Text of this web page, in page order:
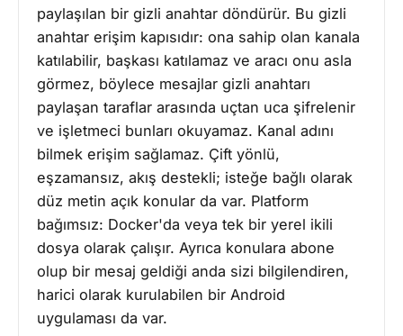
paylaşılan bir gizli anahtar döndürür. Bu gizli
anahtar erişim kapısıdır: ona sahip olan kanala
katılabilir, başkası katılamaz ve aracı onu asla
görmez, böylece mesajlar gizli anahtarı
paylaşan taraflar arasında uçtan uca şifrelenir
ve işletmeci bunları okuyamaz. Kanal adını
bilmek erişim sağlamaz. Çift yönlü,
eşzamansız, akış destekli; isteğe bağlı olarak
düz metin açık konular da var. Platform
bağımsız: Docker'da veya tek bir yerel ikili
dosya olarak çalışır. Ayrıca konulara abone
olup bir mesaj geldiği anda sizi bilgilendiren,
harici olarak kurulabilen bir Android
uygulaması da var.